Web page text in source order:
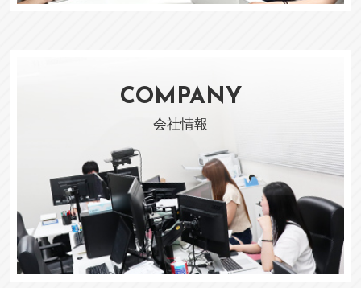
COMPANY
会社情報